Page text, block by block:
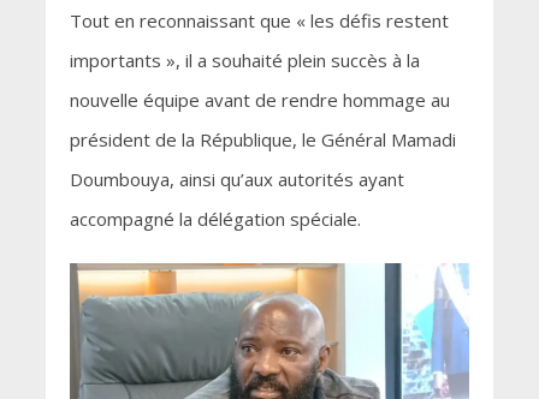
Tout en reconnaissant que « les défis restent
importants », il a souhaité plein succès à la
nouvelle équipe avant de rendre hommage au
président de la République, le Général Mamadi
Doumbouya, ainsi qu’aux autorités ayant
accompagné la délégation spéciale.